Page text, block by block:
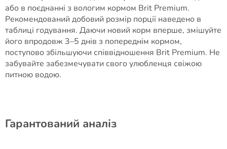
або в поєднанні з вологим кормом Brit Premium.
Рекомендований добовий розмір порції наведено в
таблиці годування. Даючи новий корм вперше, змішуйте
його впродовж 3–5 днів з попереднім кормом,
поступово збільшуючи співвідношення Brit Premium. Не
забувайте забезмечувати свого улюбленця свіжою
питною водою.
Гарантований аналіз